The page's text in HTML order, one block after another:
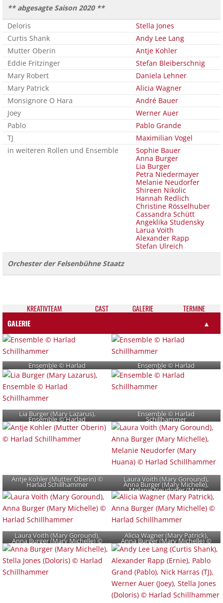
** abgesagte Saison 2020 **
Deloris
Stella Jones
Curtis Shank
Andy Lee Lang
Mutter Oberin
Antje Kohler
Eddie Fritzinger
Stefan Bleiberschnig
Mary Robert
Daniela Lehner
Mary Patrick
Alicia Wagner
Monsignore O Hara
André Bauer
Joey
Werner Auer
Pablo
Pablo Grande
TJ
Maximilian Vogel
in weiteren Rollen und Ensemble
Sophie Bauer
Anna Burger
Lia Burger
Petra Niedermayer
Melanie Neudorfer
Shireen Nikolic
Hannah Redlich
Christine Rösselhuber
Cassandra Schütt
Angeklika Studensky
Larua Voith
Alexander Rapp
Stefan Ulreich
Orchester der Felsenbühne Staatz
KREATIV­TEAM CAST GALE­RIE
TER­MI­NE
GALERIE
▲
Ensemble © Harlad
Schillhammer
Ensemble © Harlad
Schillhammer
Lia Burger (Mary Lazarus),
Ensemble © Harlad
Schillhammer
Ensemble © Harlad
Schillhammer
Antje Kohler (Mutter Oberin) ©
Harlad Schillhammer
Laura Voith (Mary Goround),
Anna Burger (Mary Michelle),
Melanie Neudorfer (Mary
Huana) © Harlad Schillhammer
Laura Voith (Mary Goround),
Anna Burger (Mary Michelle) ©
Harlad Schillhammer
Alicia Wagner (Mary Patrick),
Anna Burger (Mary Michelle) ©
Harlad Schillhammer